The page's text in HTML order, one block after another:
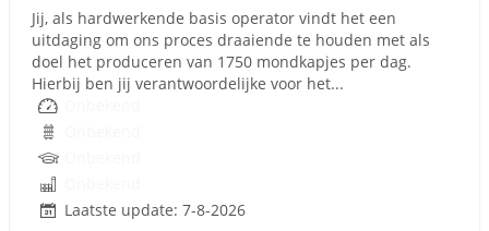
Jij, als hardwerkende basis operator vindt het een
uitdaging om ons proces draaiende te houden met als
doel het produceren van 1750 mondkapjes per dag.
Hierbij ben jij verantwoordelijke voor het...
Laatste update: 7-8-2026